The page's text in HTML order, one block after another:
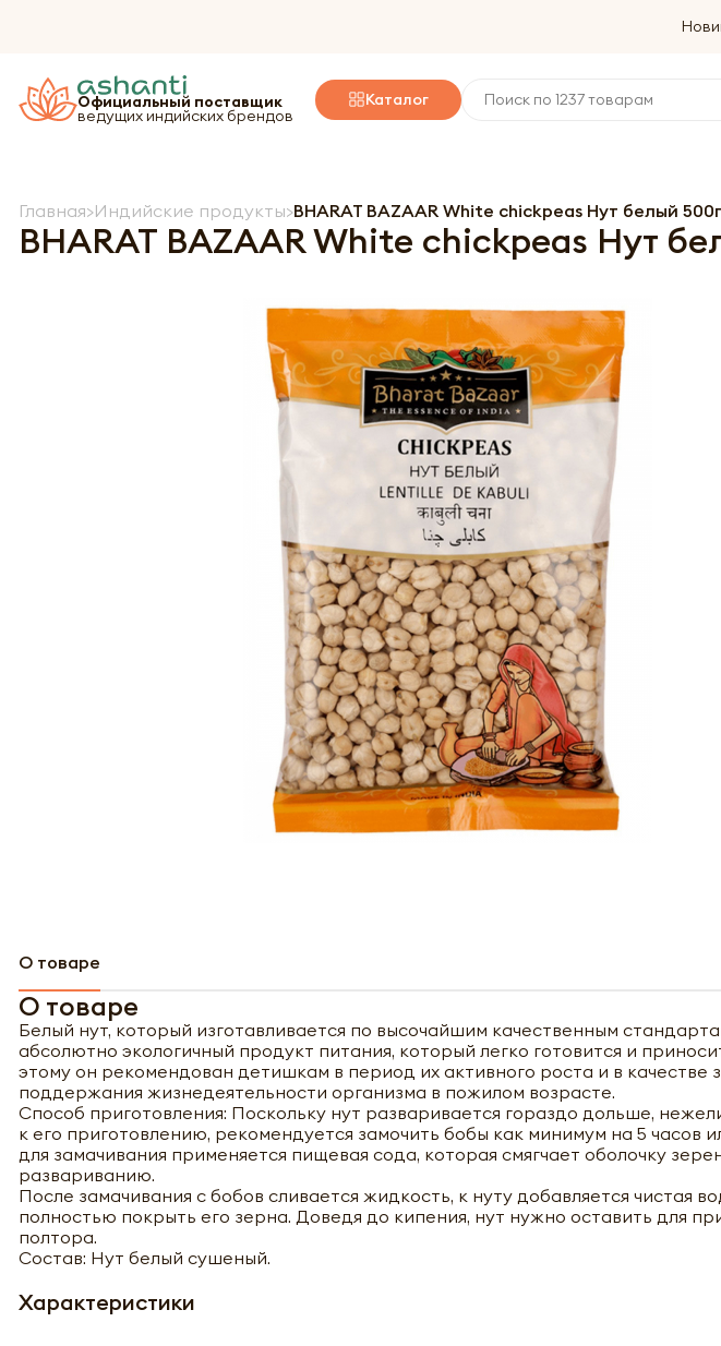
Официальный поставщик
ведущих индийских брендов
Каталог
Главная Индийские продукты BHARAT BAZAAR White chickpeas Нут белый 500г
BHARAT BAZAAR White chickpeas Нут
О товаре
О товаре
Белый нут, который изготавливается по высочайшим качественным
абсолютно экологичный продукт питания, который легко готовится и
этому он рекомендован детишкам в период их активного роста и в качестве
поддержания жизнедеятельности организма в пожилом возрасте.
Способ приготовления: Поскольку нут разваривается гораздо дольше,
к его приготовлению, рекомендуется замочить бобы как минимум на 5 часов
для замачивания применяется пищевая сода, которая смягчает оболочку
развариванию.
После замачивания с бобов сливается жидкость, к нуту добавляется чистая
полностью покрыть его зерна. Доведя до кипения, нут нужно оставить для
полтора.
Состав: Нут белый сушеный.
Характеристики